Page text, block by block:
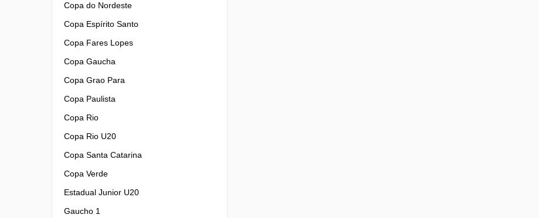
Copa do Nordeste
Copa Espírito Santo
Copa Fares Lopes
Copa Gaucha
Copa Grao Para
Copa Paulista
Copa Rio
Copa Rio U20
Copa Santa Catarina
Copa Verde
Estadual Junior U20
Gaucho 1